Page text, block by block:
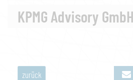
KPMG Advisory GmbH
zurück